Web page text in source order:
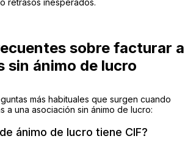
sobre facturar a
sin ánimo de lucro
más habituales que surgen cuando
a una asociación sin ánimo de lucro:
ánimo de lucro tiene CIF?